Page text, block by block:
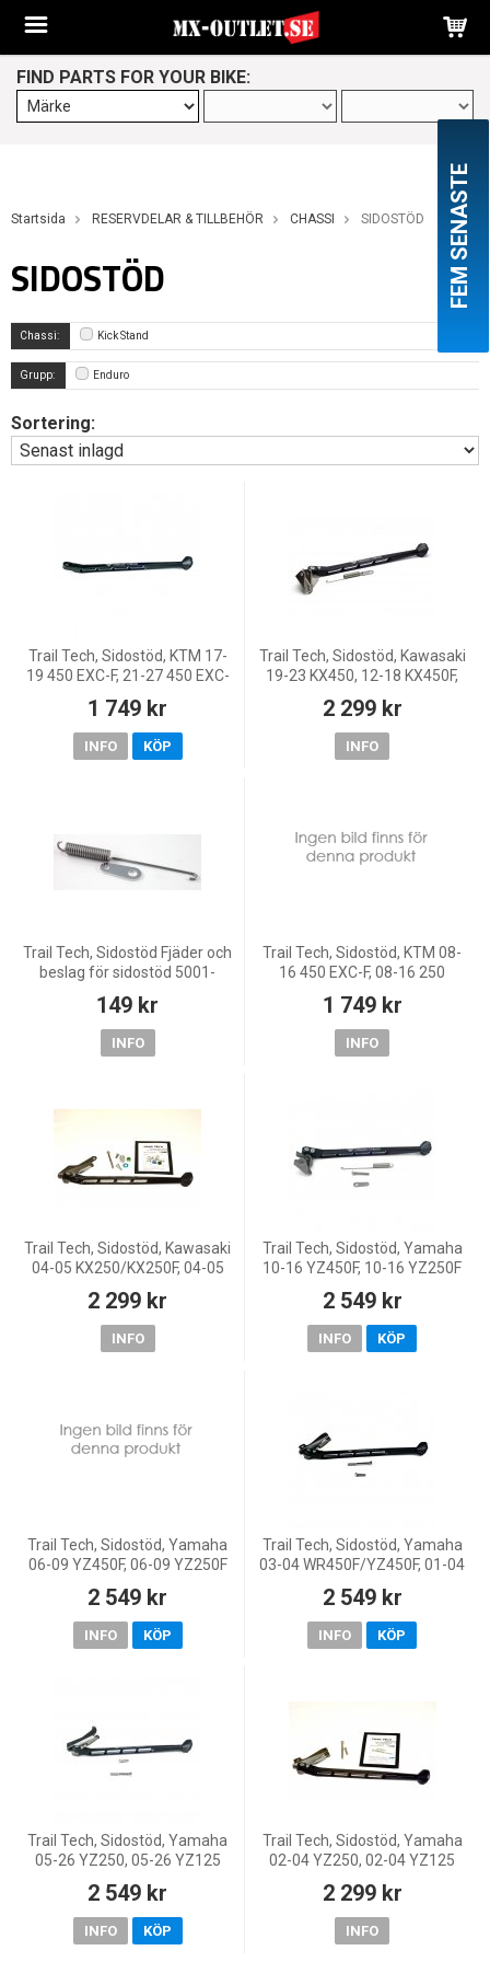
FIND PARTS FOR YOUR BIKE:
Startsida RESERVDELAR & TILLBEHÖR CHASSI SIDOSTÖD
SIDOSTÖD
Chassi: Kick Stand
Grupp: Enduro
Sortering:
Trail Tech, Sidostöd, KTM 17-
19 450 EXC-F, 21-27 450 EXC-
TPI/300 EXC TPI, 23-25 250
EXC/150 EXC, 17 25
1 749 kr
INFO KÖP
Trail Tech, Sidostöd, Kawasaki
19-23 KX450, 12-18 KX450F,
2 299 kr
INFO
Trail Tech, Sidostöd Fjäder och
beslag för sidostöd 5001-
CRF450R, 05-16 CRF450X, 02-
03 CR250R, 04-09 CRF
149 kr
INFO
Trail Tech, Sidostöd, KTM 08-
16 450 EXC-F, 08-16 250
EXC-F, 08-16 125 EXC/200
EXC/300 EXC, 08-10 400 EX
1 749 kr
INFO
Trail Tech, Sidostöd, Kawasaki
04-05 KX250/KX250F, 04-05
YZ250F, Suzuki 04-06 RM-
Z250
2 299 kr
INFO
Trail Tech, Sidostöd, Yamaha
10-16 YZ450F, 10-16 YZ250F
2 549 kr
INFO KÖP
Trail Tech, Sidostöd, Yamaha
06-09 YZ450F, 06-09 YZ250F
2 549 kr
INFO KÖP
Trail Tech, Sidostöd, Yamaha
03-04 WR450F/YZ450F, 01-04
YZ250, 98-01 YZ125, 98-00
WR400F, 01-02 WR426F, 00-
2 549 kr
INFO KÖP
Trail Tech, Sidostöd, Yamaha
05-26 YZ250, 05-26 YZ125
2 549 kr
INFO KÖP
Trail Tech, Sidostöd, Yamaha
02-04 YZ250, 02-04 YZ125
2 299 kr
INFO
FEM SENASTE